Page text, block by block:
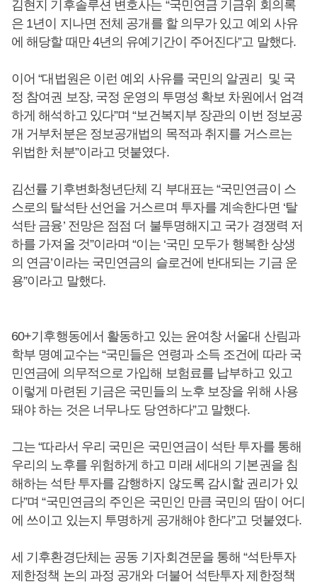
김현지 기후솔루션 변호사는 “국민연금 기금위 회의록
은 1년이 지나면 전체 공개를 할 의무가 있고 예외 사유
에 해당할 때만 4년의 유예기간이 주어진다”고 말했다.
이어 “대법원은 이런 예외 사유를 국민의 알권리 및 국
정 참여권 보장, 국정 운영의 투명성 확보 차원에서 엄격
하게 해석하고 있다”며 “보건복지부 장관의 이번 정보공
개 거부처분은 정보공개법의 목적과 취지를 거스르는
위법한 처분”이라고 덧붙였다.
김선률 기후변화청년단체 긱 부대표는 “국민연금이 스
스로의 탈석탄 선언을 거스르며 투자를 계속한다면 ‘탈
석탄 금융’ 전망은 점점 더 불투명해지고 국가 경쟁력 저
하를 가져올 것”이라며 “이는 ‘국민 모두가 행복한 상생
의 연금’이라는 국민연금의 슬로건에 반대되는 기금 운
용”이라고 말했다.
60+기후행동에서 활동하고 있는 윤여창 서울대 산림과
학부 명예교수는 “국민들은 연령과 소득 조건에 따라 국
민연금에 의무적으로 가입해 보험료를 납부하고 있고
이렇게 마련된 기금은 국민들의 노후 보장을 위해 사용
돼야 하는 것은 너무나도 당연하다”고 말했다.
그는 “따라서 우리 국민은 국민연금이 석탄 투자를 통해
우리의 노후를 위험하게 하고 미래 세대의 기본권을 침
해하는 석탄 투자를 감행하지 않도록 감시할 권리가 있
다”며 “국민연금의 주인은 국민인 만큼 국민의 땀이 어디
에 쓰이고 있는지 투명하게 공개해야 한다”고 덧붙였다.
세 기후환경단체는 공동 기자회견문을 통해 “석탄투자
제한정책 논의 과정 공개와 더불어 석탄투자 제한정책